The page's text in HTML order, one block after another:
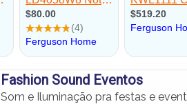
Fashion Sound Eventos
Som e Iluminação pra festas e